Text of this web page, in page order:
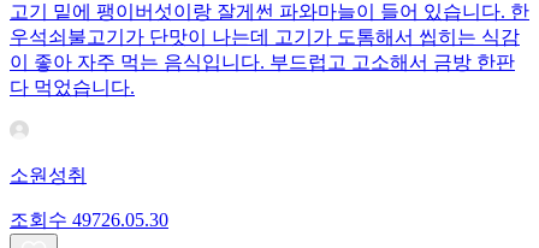
고기 밑에 팽이버섯이랑 잘게썬 파와마늘이 들어 있습니다. 한
우석쇠불고기가 단맛이 나는데 고기가 도톰해서 씹히는 식감
이 좋아 자주 먹는 음식입니다. 부드럽고 고소해서 금방 한판
다 먹었습니다.
소원성취
조회수 49726.05.30